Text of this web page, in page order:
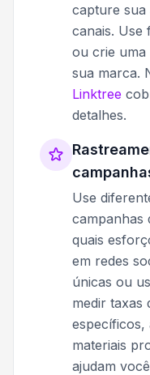
capture sua
canais. Use
ou crie uma
sua marca.
Linktree
detalhes.
Use
campanhas
quais
em redes
únicas ou
medir taxas
específicos,
materiais
ajudam